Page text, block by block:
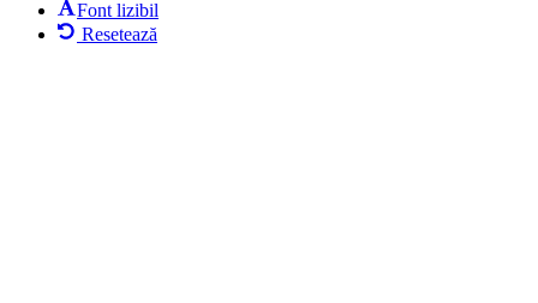
Font lizibil
Resetează